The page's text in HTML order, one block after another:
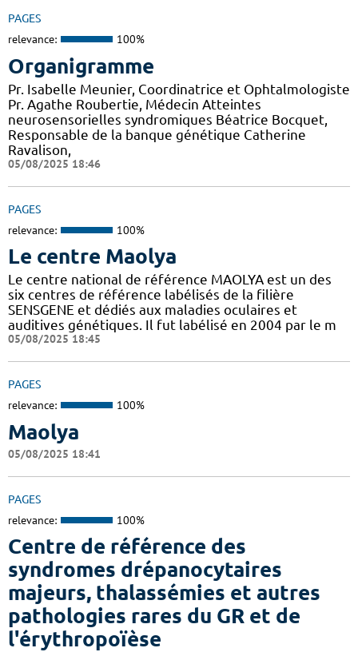
PAGES
relevance: 100%
Organigramme
Pr. Isabelle Meunier, Coordinatrice et Ophtalmologiste
Pr. Agathe Roubertie, Médecin Atteintes
neurosensorielles syndromiques Béatrice Bocquet,
Responsable de la banque génétique Catherine
Ravalison,
05/08/2025 18:46
PAGES
relevance: 100%
Le centre Maolya
Le centre national de référence MAOLYA est un des
six centres de référence labélisés de la filière
SENSGENE et dédiés aux maladies oculaires et
auditives génétiques. Il fut labélisé en 2004 par le m
05/08/2025 18:45
PAGES
relevance: 100%
Maolya
05/08/2025 18:41
PAGES
relevance: 100%
Centre de référence des
syndromes drépanocytaires
majeurs, thalassémies et autres
pathologies rares du GR et de
l'érythropoïèse